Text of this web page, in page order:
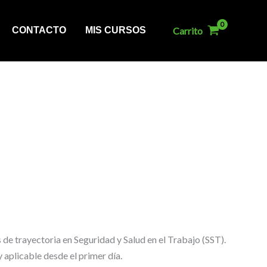
CONTACTO MIS CURSOS Carrito
trayectoria en Seguridad y Salud en el Trabajo (SST).
desde el primer día.